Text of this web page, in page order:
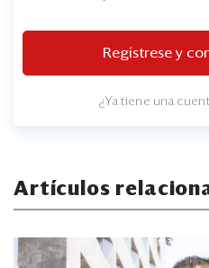
Regístrese y
¿Ya tiene una
Artículos